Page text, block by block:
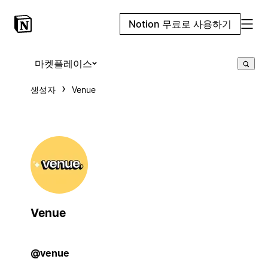
Notion 무료로 사용하기
마켓플레이스
생성자 Venue
Venue
@venue